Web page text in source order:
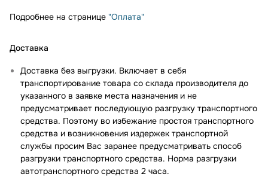
Подробнее на странице "Оплата"
Доставка
Доставка без выгрузки. Включает в себя
транспортирование товара со склада производителя до
указанного в заявке места назначения и не
предусматривает последующую разгрузку транспортного
средства. Поэтому во избежание простоя транспортного
средства и возникновения издержек транспортной
службы просим Вас заранее предусматривать способ
разгрузки транспортного средства. Норма разгрузки
автотранспортного средства 2 часа.